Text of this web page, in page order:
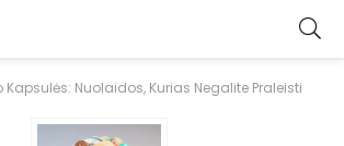
Kapsulės: Nuolaidos, Kurias Negalite Praleisti